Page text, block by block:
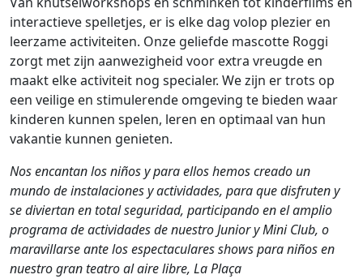
interactieve spelletjes, er is elke dag volop plezier en
leerzame activiteiten. Onze geliefde mascotte Roggi
zorgt met zijn aanwezigheid voor extra vreugde en
maakt elke activiteit nog specialer. We zijn er trots op
een veilige en stimulerende omgeving te bieden waar
kinderen kunnen spelen, leren en optimaal van hun
vakantie kunnen genieten.
Nos encantan los niños y para ellos hemos creado un
mundo de instalaciones y actividades, para que disfruten y
se diviertan en total seguridad, participando en el amplio
programa de actividades de nuestro Junior y Mini Club, o
maravillarse ante los espectaculares shows para niños en
nuestro gran teatro al aire libre, La Plaça